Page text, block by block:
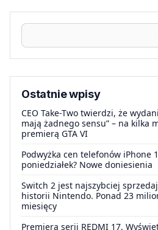
Ostatnie wpisy
CEO Take-Two twierdzi, że
mają żadnego sensu” – na kilka
premierą GTA VI
Podwyżka cen telefonów iPhone
poniedziałek? Nowe doniesienia
Switch 2 jest najszybciej
historii Nintendo. Ponad 23
miesięcy
Premiera serii REDMI 17.